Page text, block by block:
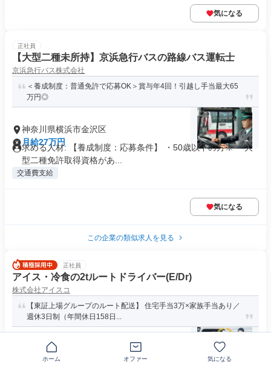
気になる
正社員
【大型二種未所持】京浜急行バスの路線バス運転士
京浜急行バス株式会社
＜養成制度：普通免許で応募OK＞賞与年4回！引越し手当最大65
万円◎
神奈川県横浜市金沢区
月給27万円
求める人材: 【養成制度：応募条件】 ・50歳以下の方※ ・大
型二種免許取得資格があ...
交通費支給
気になる
この企業の類似求人を見る
正社員
アイス・冷食の2tルートドライバー(E/Dr)
株式会社アイスコ
【東証上場グループのルート配送】 住宅手当3万×家族手当あり／
週休3日制（年間休日158日...
神奈川県横浜市金沢区幸浦駅
月給25万5150円
ホーム オファー 気になる